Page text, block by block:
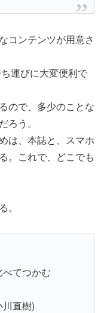
コンテンツが用意さ
運びに大変便利で
ので、多少のことな
ろう。
は、本誌と、スマホ
。これで、どこでも
てつかむ
直樹)